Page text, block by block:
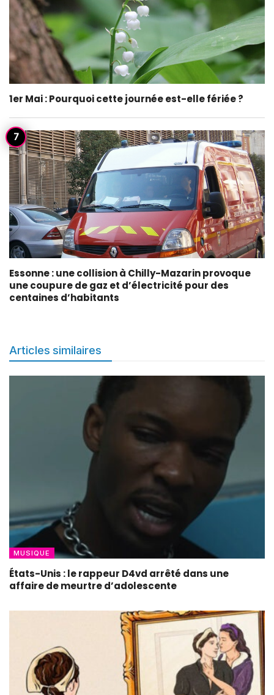
1er Mai : Pourquoi cette journée est-elle fériée ?
Essonne : une collision à Chilly-Mazarin provoque
une coupure de gaz et d’électricité pour des
centaines d’habitants
Articles similaires
MUSIQUE
États-Unis : le rappeur D4vd arrêté dans une
affaire de meurtre d’adolescente